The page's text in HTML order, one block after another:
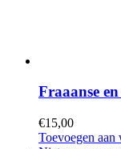
Fraaanse
€15,00
Toevoegen